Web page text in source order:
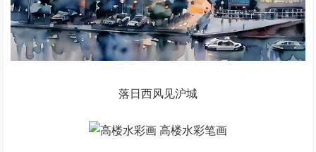
落日西风见沪城